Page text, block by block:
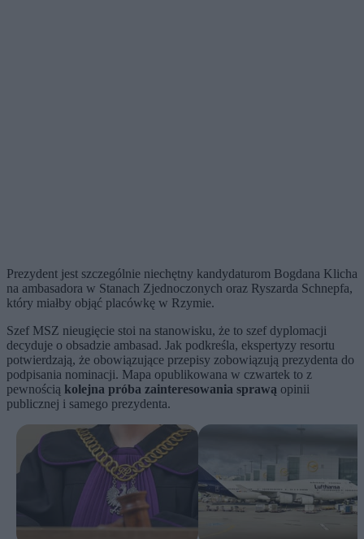
Prezydent jest szczególnie niechętny kandydaturom Bogdana Klicha
na ambasadora w Stanach Zjednoczonych oraz Ryszarda Schnepfa,
który miałby objąć placówkę w Rzymie.
Szef MSZ nieugięcie stoi na stanowisku, że to szef dyplomacji
decyduje o obsadzie ambasad. Jak podkreśla, ekspertyzy resortu
potwierdzają, że obowiązujące przepisy zobowiązują prezydenta do
podpisania nominacji. Mapa opublikowana w czwartek to z
pewnością kolejna próba zainteresowania sprawą opinii
publicznej i samego prezydenta.